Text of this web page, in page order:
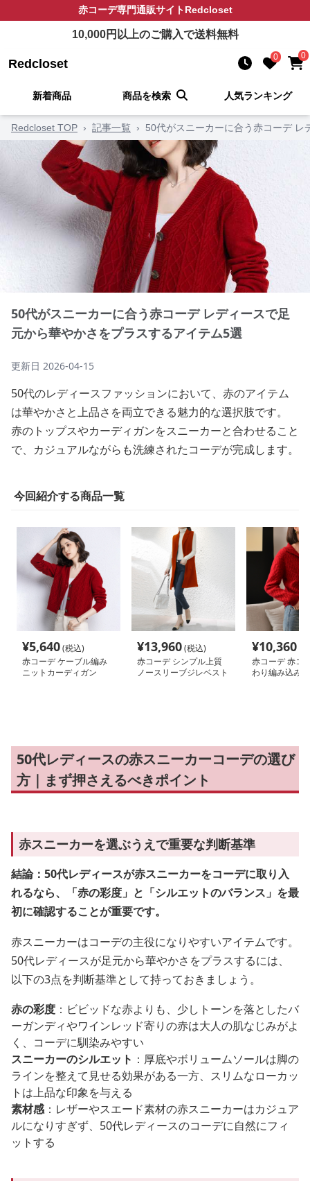
赤コーデ専門通販サイトRedcloset
10,000円以上のご購入で送料無料
Redcloset 0 0
新着商品 商品を検索 人気ランキング
Redcloset TOP › 記事一覧 › 50代がスニーカーに合う赤コーデ
50代がスニーカーに合う赤コーデ レディースで足
元から華やかさをプラスするアイテム5選
更新日 2026-04-15
50代のレディースファッションにおいて、赤のアイテム
は華やかさと上品さを両立できる魅力的な選択肢です。
赤のトップスやカーディガンをスニーカーと合わせること
で、カジュアルながらも洗練されたコーデが完成します。
今回紹介する商品一覧
¥5,640(税込)
赤コーデ ケーブル編み
ニットカーディガン
¥13,960(税込)
赤コーデ シンプル上質
ノースリーブジレベスト
¥10,360
赤コーデ 赤コ
わり編み込み
50代レディースの赤スニーカーコーデの選び
方｜まず押さえるべきポイント
赤スニーカーを選ぶうえで重要な判断基準
結論：50代レディースが赤スニーカーをコーデに取り入
れるなら、「赤の彩度」と「シルエットのバランス」を最
初に確認することが重要です。
赤スニーカーはコーデの主役になりやすいアイテムです。
50代レディースが足元から華やかさをプラスするには、
以下の3点を判断基準として持っておきましょう。
赤の彩度 ：ビビッドな赤よりも、少しトーンを落としたバ
ーガンディやワインレッド寄りの赤は大人の肌なじみがよ
く、コーデに馴染みやすい
スニーカーのシルエット ：厚底やボリュームソールは脚の
ラインを整えて見せる効果がある一方、スリムなローカッ
トは上品な印象を与える
素材感：レザーやスエード素材の赤スニーカーはカジュア
ルになりすぎず、50代レディースのコーデに自然にフィ
ットする